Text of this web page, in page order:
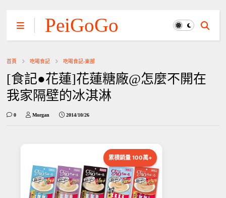
PeiGoGo
首頁 吃喝食記 吃喝食記-東部
[食記●花蓮]花蓮糖廠@怎麼不開在
我家隔壁的冰淇淋
0 Morgan 2014/10/26
累積銷量 100萬+